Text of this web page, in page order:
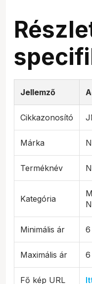
Jellemző
Cikkazonosító
Márka
Terméknév
Kategória
Minimális ár
Maximális ár 6
Fő kép URL